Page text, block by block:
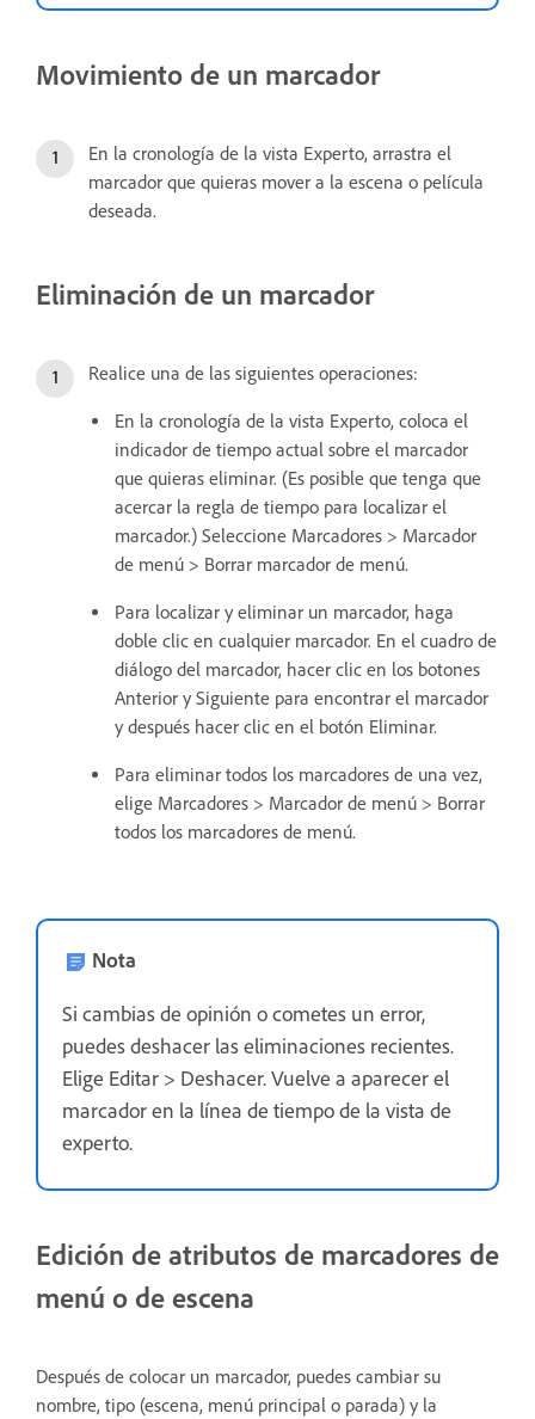
Movimiento de un marcador
En la cronología de la vista Experto, arrastra el
marcador que quieras mover a la escena o película
deseada.
Eliminación de un marcador
Realice una de las siguientes operaciones:
En la cronología de la vista Experto, coloca el
indicador de tiempo actual sobre el marcador
que quieras eliminar. (Es posible que tenga que
acercar la regla de tiempo para localizar el
marcador.) Seleccione Marcadores > Marcador
de menú > Borrar marcador de menú.
Para localizar y eliminar un marcador, haga
doble clic en cualquier marcador. En el cuadro de
diálogo del marcador, hacer clic en los botones
Anterior y Siguiente para encontrar el marcador
y después hacer clic en el botón Eliminar.
Para eliminar todos los marcadores de una vez,
elige Marcadores > Marcador de menú > Borrar
todos los marcadores de menú.
Nota
Si cambias de opinión o cometes un error,
puedes deshacer las eliminaciones recientes.
Elige Editar > Deshacer. Vuelve a aparecer el
marcador en la línea de tiempo de la vista de
experto.
Edición de atributos de marcadores de
menú o de escena
Después de colocar un marcador, puedes cambiar su
nombre, tipo (escena, menú principal o parada) y la